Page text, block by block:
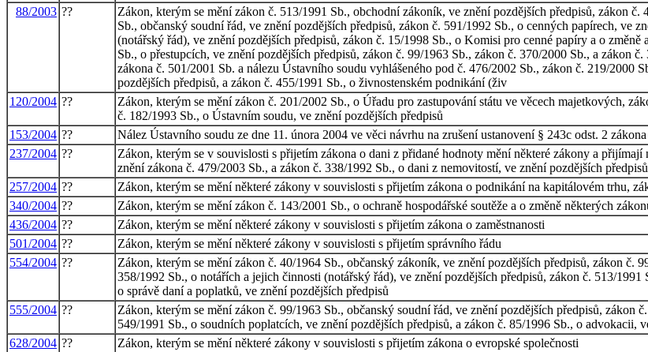
88/2003 ??
Zákon, kterým se mění zákon č. 513/1991 Sb., obchodní zákoník, ve znění pozdějších předpisů, zákon
Sb., občanský soudní řád, ve znění pozdějších předpisů, zákon č. 591/1992 Sb., o cenných papírech, ve
(notářský řád), ve znění pozdějších předpisů, zákon č. 15/1998 Sb., o Komisi pro cenné papíry a o
Sb., o přestupcích, ve znění pozdějších předpisů, zákon č. 99/1963 Sb., zákon č. 370/2000 Sb., a zákon
zákona č. 501/2001 Sb. a nálezu Ústavního soudu vyhlášeného pod č. 476/2002 Sb., zákon č. 219/
pozdějších předpisů, a zákon č. 455/1991 Sb., o živnostenském podnikání (živ
120/2004 ??
Zákon, kterým se mění zákon č. 201/2002 Sb., o Úřadu pro zastupování státu ve věcech majetkových,
č. 182/1993 Sb., o Ústavním soudu, ve znění pozdějších předpisů
153/2004 ??
Nález Ústavního soudu ze dne 11. února 2004 ve věci návrhu na zrušení ustanovení § 243c odst. 2
237/2004 ??
Zákon, kterým se v souvislosti s přijetím zákona o dani z přidané hodnoty mění některé zákony a
znění zákona č. 479/2003 Sb., a zákon č. 338/1992 Sb., o dani z nemovitostí, ve znění pozdějších předpisů
257/2004 ??
Zákon, kterým se mění některé zákony v souvislosti s přijetím zákona o podnikání na kapitálovém trhu,
340/2004 ??
Zákon, kterým se mění zákon č. 143/2001 Sb., o ochraně hospodářské soutěže a o změně některých
436/2004 ??
Zákon, kterým se mění některé zákony v souvislosti s přijetím zákona o zaměstnanosti
501/2004 ??
Zákon, kterým se mění některé zákony v souvislosti s přijetím správního řádu
554/2004 ??
Zákon, kterým se mění zákon č. 40/1964 Sb., občanský zákoník, ve znění pozdějších předpisů, zákon č.
358/1992 Sb., o notářích a jejich činnosti (notářský řád), ve znění pozdějších předpisů, zákon č. 513/
o správě daní a poplatků, ve znění pozdějších předpisů
555/2004 ??
Zákon, kterým se mění zákon č. 99/1963 Sb., občanský soudní řád, ve znění pozdějších předpisů, zákon
549/1991 Sb., o soudních poplatcích, ve znění pozdějších předpisů, a zákon č. 85/1996 Sb., o advokacii,
628/2004 ??
Zákon, kterým se mění některé zákony v souvislosti s přijetím zákona o evropské společnosti